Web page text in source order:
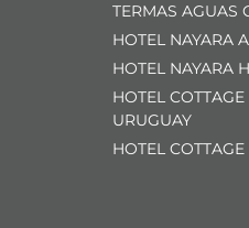
TERMAS AGUAS
HOTEL NAYARA
HOTEL NAYARA
HOTEL
URUGUAY
HOTEL